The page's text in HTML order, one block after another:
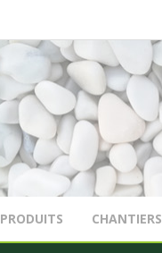
PRODUITS CHANTIERS